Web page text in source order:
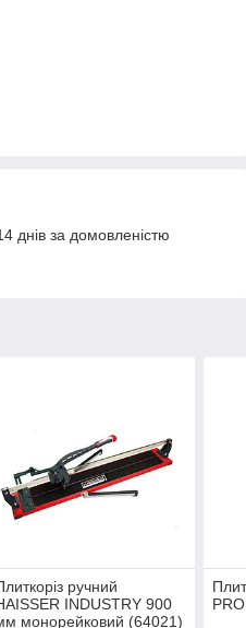
днів за домовленістю
ручний
INDUSTRY 900
монорейковий (64021)